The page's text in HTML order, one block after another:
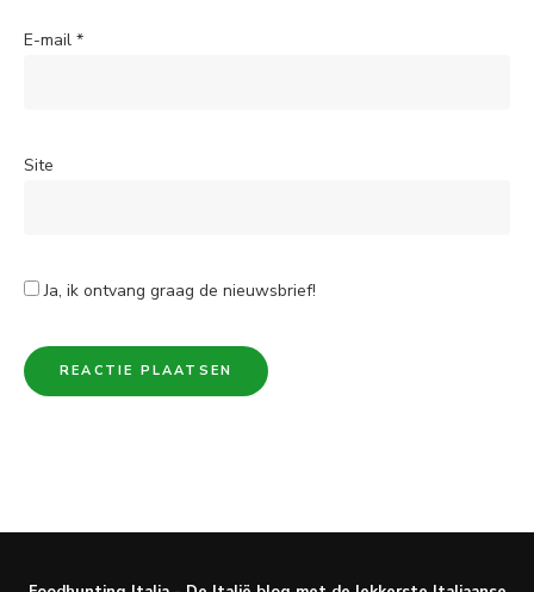
E-mail *
Site
Ja, ik ontvang graag de nieuwsbrief!